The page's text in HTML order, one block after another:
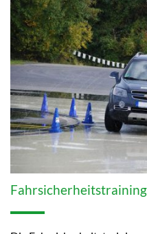
Fahrsicherheitstraining